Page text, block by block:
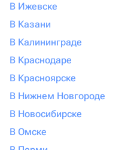
В Ижевске
В Казани
В Калининграде
В Краснодаре
В Красноярске
В Нижнем Новгороде
В Новосибирске
В Омске